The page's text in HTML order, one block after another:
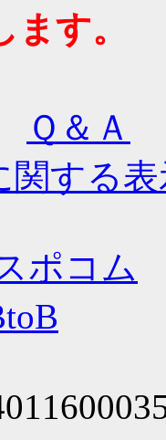
す。
Ｑ＆Ａ
関する
ポコム